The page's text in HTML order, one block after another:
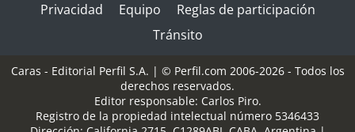
Privacidad
Equipo
Reglas de participación
Tránsito
Caras - Editorial Perfil S.A. | © Perfil.com 2006-2026 - Todos los
derechos reservados.
Editor responsable: Carlos Piro.
Registro de la propiedad intelectual número 5346433